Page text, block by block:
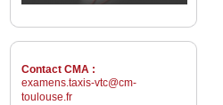
Contact CMA :
examens.taxis-vtc@cm-
toulouse.fr